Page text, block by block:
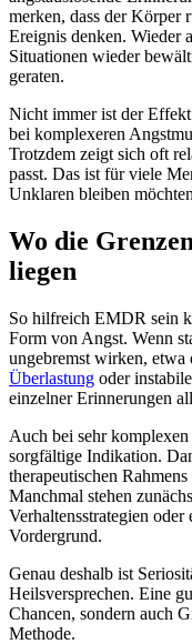
merken, dass der Körper
Ereignis denken. Wieder
Situationen wieder
geraten.
Nicht immer ist der
bei komplexeren
Trotzdem zeigt sich oft
passt. Das ist für viele
Unklaren bleiben
Wo die
liegen
So hilfreich EMDR sein
Form von Angst. Wenn
ungebremst wirken,
Überlastung oder
einzelner Erinnerungen
Auch bei sehr
sorgfältige Indikation.
therapeutischen
Manchmal stehen
Verhaltensstrategien
Vordergrund.
Genau deshalb ist
Heilsversprechen. Eine
Chancen, sondern auch
Methode.